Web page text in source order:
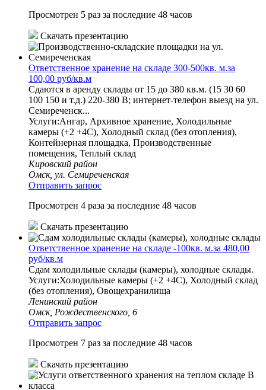
Просмотрен 5 раз за последние 48 часов
Скачать презентацию
Ответственное хранение на складе 300-500кв. м.за
100,00 руб/кв.м
Сдаются в аренду склады от 15 до 380 кв.м. (15 30 60
100 150 и т.д.) 220-380 В; интернет-телефон выезд на ул.
Семиреченск...
Услуги:Ангар, Архивное хранение, Холодильные
камеры (+2 +4С), Холодный склад (без отопления),
Контейнерная площадка, Производственные
помещения, Теплый склад
Кировский район
Омск, ул. Семиреченская
Отправить запрос
Просмотрен 4 раза за последние 48 часов
Скачать презентацию
Ответственное хранение на складе -100кв. м.за 480,00
руб/кв.м
Сдам холодильные склады (камеры), холодные склады.
Услуги:Холодильные камеры (+2 +4С), Холодный склад
(без отопления), Овощехранилища
Ленинский район
Омск, Рождественского, 6
Отправить запрос
Просмотрен 7 раз за последние 48 часов
Скачать презентацию